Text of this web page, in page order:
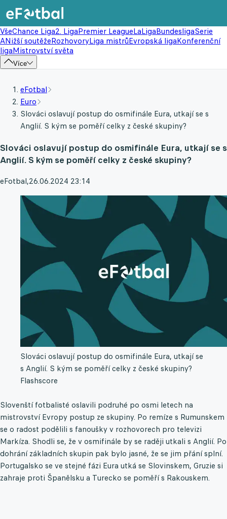
VšeChance Liga2. LigaPremier LeagueLaLigaBundesligaSerie
ANižší soutěžeRozhovoryLiga mistrůEvropská ligaKonferenční
ligaMistrovství světa
Více
eFotbal
Euro
Slováci oslavují postup do osmifinále Eura, utkají se s
Anglií. S kým se poměří celky z české skupiny?
Slováci oslavují postup do osmifinále Eura, utkají se s
Anglií. S kým se poměří celky z české skupiny?
eFotbal,26.06.2024 23:14
Slováci oslavují postup do osmifinále Eura, utkají se
s Anglií. S kým se poměří celky z české skupiny?
Flashscore
Slovenští fotbalisté oslavili podruhé po osmi letech na
mistrovství Evropy postup ze skupiny. Po remíze s Rumunskem
se o radost podělili s fanoušky v rozhovorech pro televizi
Markíza. Shodli se, že v osmifinále by se raději utkali s Anglií. Po
dohrání základních skupin pak bylo jasné, že se jim přání splní.
Portugalsko se ve stejné fázi Eura utká se Slovinskem, Gruzie si
zahraje proti Španělsku a Turecko se poměří s Rakouskem.